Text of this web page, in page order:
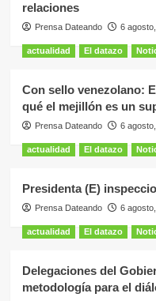
relaciones
Prensa Dateando 6
actualidad El datazo
Con sello venezolano:
qué el mejillón es un
Prensa Dateando 6
actualidad El datazo
Presidenta (E)
Prensa Dateando 6
actualidad El datazo
Delegaciones del
metodología para el